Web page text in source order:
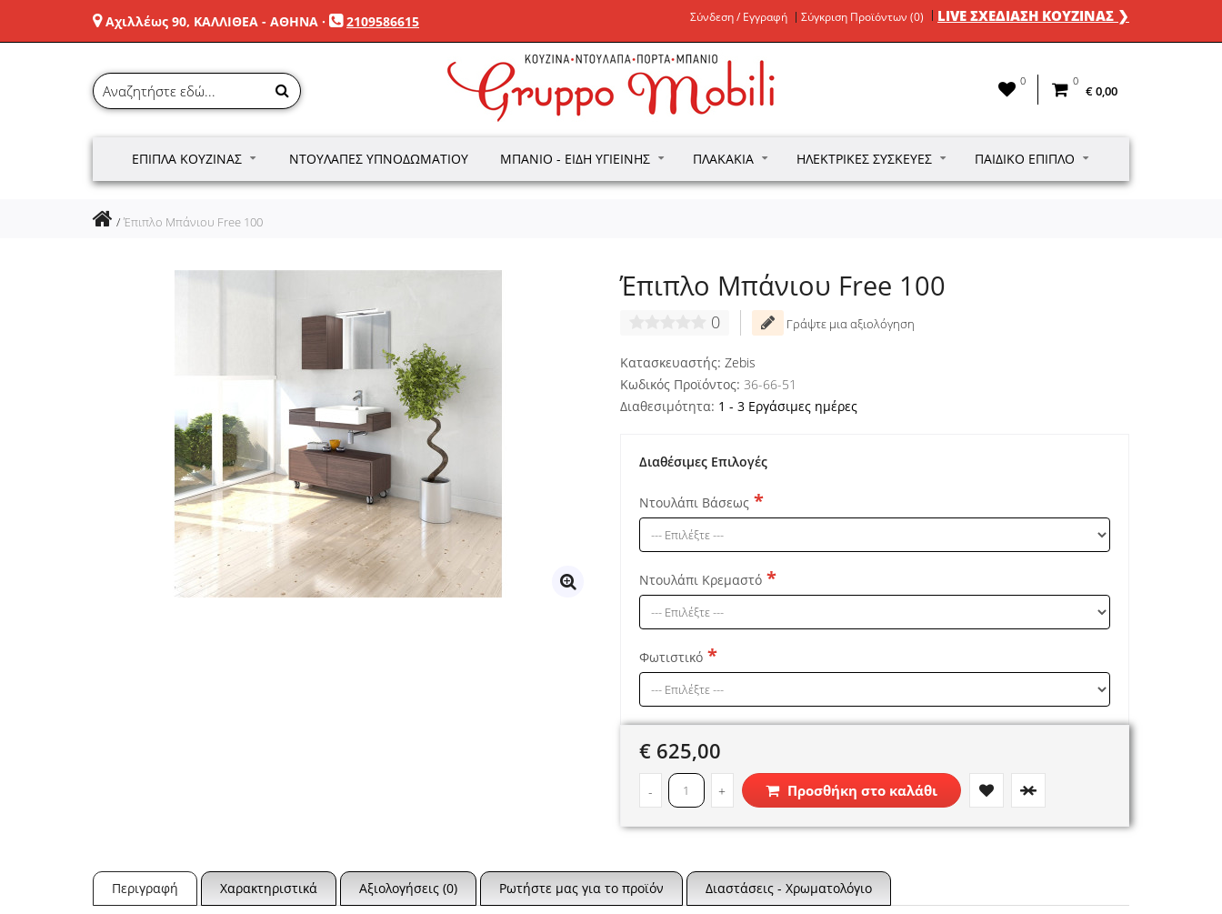
Αχιλλέως 90, ΚΑΛΛΙΘΕΑ - ΑΘΗΝΑ · 2109586615 Σύνδεση / Εγγραφή Σύγκριση Προϊόντων (0) LIVE ΣΧΕΔΙΑΣΗ ΚΟΥΖΙΝΑΣ ❯
0 0
€ 0,00
ΈΠΙΠΛΑ ΚΟΥΖΊΝΑΣ ΝΤΟΥΛΆΠΕΣ ΥΠΝΟΔΩΜΑΤΊΟΥ ΜΠΆΝΙΟ - ΕΊΔΗ ΥΓΙΕΙΝΉΣ ΠΛΑΚΆΚΙΑ ΗΛΕΚΤΡΙΚΈΣ ΣΥΣΚΕΥΈΣ ΠΑΙΔΙΚΌ ΈΠΙΠΛΟ
Έπιπλο Μπάνιου Free 100
Έπιπλο Μπάνιου Free 100
0 Γράψτε μια αξιολόγηση
Κατασκευαστής: Zebis
Κωδικός Προϊόντος: 36-66-51
Διαθεσιμότητα: 1 - 3 Εργάσιμες ημέρες
Διαθέσιμες Επιλογές
Ντουλάπι Βάσεως
Ντουλάπι Κρεμαστό
Φωτιστικό
€ 625,00
- + Προσθήκη στο καλάθι
Περιγραφή Χαρακτηριστικά Αξιολογήσεις (0) Ρωτήστε μας για το προϊόν Διαστάσεις - Χρωματολόγιο